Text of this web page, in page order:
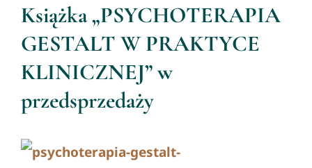
Książka „PSYCHOTERAPIA
GESTALT W PRAKTYCE
KLINICZNEJ” w
przedsprzedaży